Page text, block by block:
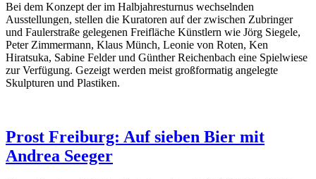
Bei dem Konzept der im Halbjahresturnus wechselnden
Ausstellungen, stellen die Kuratoren auf der zwischen Zubringer
und Faulerstraße gelegenen Freifläche Künstlern wie Jörg Siegele,
Peter Zimmermann, Klaus Münch, Leonie von Roten, Ken
Hiratsuka, Sabine Felder und Günther Reichenbach eine Spielwiese
zur Verfügung. Gezeigt werden meist großformatig angelegte
Skulpturen und Plastiken.
Prost Freiburg: Auf sieben Bier mit
Andrea Seeger